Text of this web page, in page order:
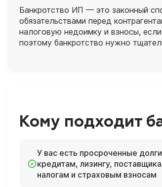
Банкротство ИП — это законный
обязательствами перед
налоговую недоимку и взносы,
поэтому банкротство нужно
Кому подходит
У вас есть просроченные
кредитам, лизингу,
налогам и страховым взносам